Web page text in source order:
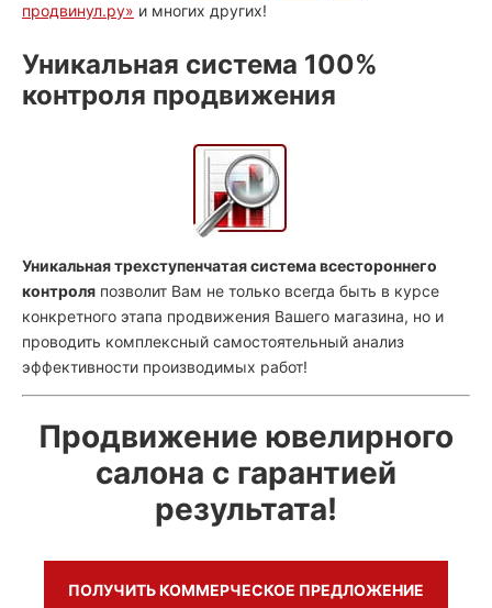
продвинул.ру» и многих других!
Уникальная система 100%
контроля продвижения
Уникальная трехступенчатая система всестороннего
контроля позволит Вам не только всегда быть в курсе
конкретного этапа продвижения Вашего магазина, но и
проводить комплексный самостоятельный анализ
эффективности производимых работ!
Продвижение ювелирного
салона с гарантией
результата!
ПОЛУЧИТЬ КОММЕРЧЕСКОЕ ПРЕДЛОЖЕНИЕ